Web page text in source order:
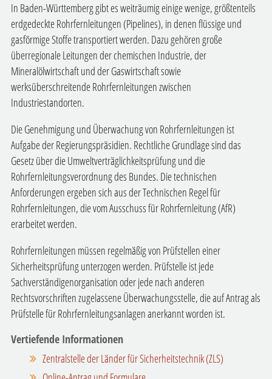
In Baden-Württemberg gibt es weiträumig einige wenige, größtenteils
erdgedeckte Rohrfernleitungen (Pipelines), in denen flüssige und
gasförmige Stoffe transportiert werden. Dazu gehören große
überregionale Leitungen der chemischen Industrie, der
Mineralölwirtschaft und der Gaswirtschaft sowie
werksüberschreitende Rohrfernleitungen zwischen
Industriestandorten.
Die Genehmigung und Überwachung von Rohrfernleitungen ist
Aufgabe der Regierungspräsidien. Rechtliche Grundlage sind das
Gesetz über die Umweltverträglichkeitsprüfung und die
Rohrfernleitungsverordnung des Bundes. Die technischen
Anforderungen ergeben sich aus der Technischen Regel für
Rohrfernleitungen, die vom Ausschuss für Rohrfernleitung (AfR)
erarbeitet werden.
Rohrfernleitungen müssen regelmäßig von Prüfstellen einer
Sicherheitsprüfung unterzogen werden. Prüfstelle ist jede
Sachverständigenorganisation oder jede nach anderen
Rechtsvorschriften zugelassene Überwachungsstelle, die auf Antrag als
Prüfstelle für Rohrfernleitungsanlagen anerkannt worden ist.
Vertiefende Informationen
Zentralstelle der Länder für Sicherheitstechnik (ZLS)